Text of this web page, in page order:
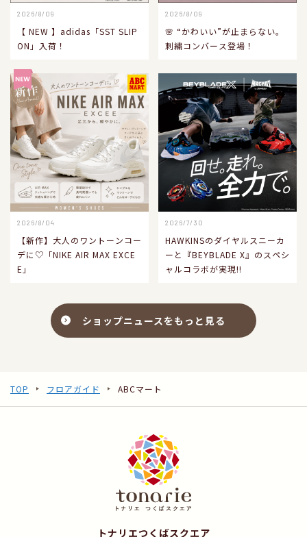
2026/8/09
【 NEW 】adidas「SST SLIP
ON」入荷！
2026/8/09
🌸 “かわいい”が止まらない。
刺繍コンバース登場！
2026/8/04
【新作】大人のワントーンコー
デに♡「NIKE AIR MAX EXCE
E」
2026/7/30
HAWKINSのダイヤルスニーカ
ーと『BEYBLADE X』のスペシ
ャルコラボが実現‼️
ショップニュースをもっと見る
TOP フロアガイド ABCマート
トナリエつくばスクエア